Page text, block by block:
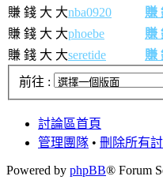
賺 錢 大 大nba0920
賺
賺 錢 大 大phoebe
賺
賺 錢 大 大seretide
賺
前往 :
討論區首頁
管理團隊 • 刪除所有
Powered by phpBB® Forum